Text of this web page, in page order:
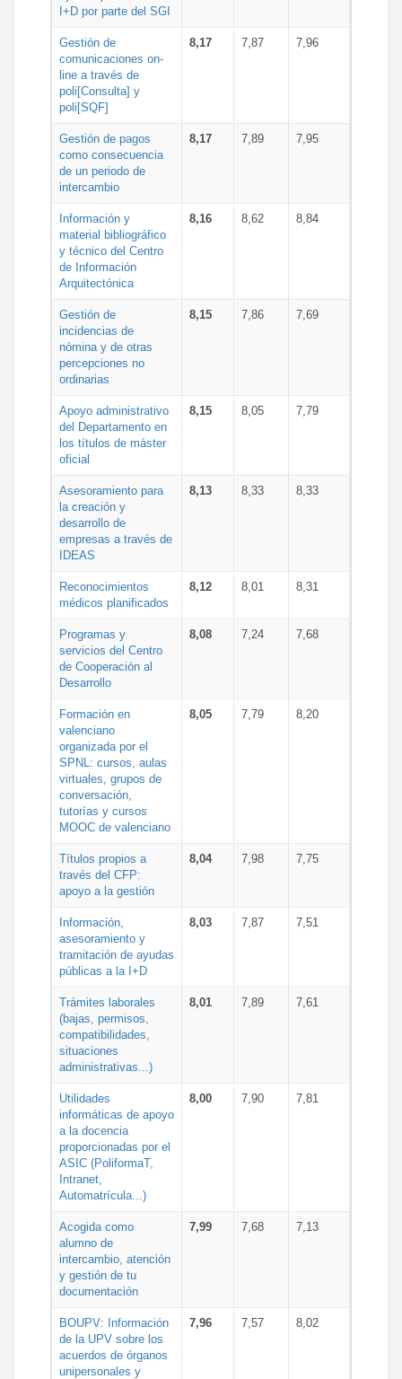
I+D por parte del SGI
Gestión de
comunicaciones on-
line a través de
poli[Consulta] y
poli[SQF]
8,17 7,87 7,96
Gestión de pagos
como consecuencia
de un periodo de
intercambio
8,17 7,89 7,95
Información y
material bibliográfico
y técnico del Centro
de Información
Arquitectónica
8,16 8,62 8,84
Gestión de
incidencias de
nómina y de otras
percepciones no
ordinarias
8,15 7,86 7,69
Apoyo administrativo
del Departamento en
los títulos de máster
oficial
8,15 8,05 7,79
Asesoramiento para
la creación y
desarrollo de
empresas a través de
IDEAS
8,13 8,33 8,33
Reconocimientos
médicos planificados
8,12 8,01 8,31
Programas y
servicios del Centro
de Cooperación al
Desarrollo
8,08 7,24 7,68
Formación en
valenciano
organizada por el
SPNL: cursos, aulas
virtuales, grupos de
conversación,
tutorías y cursos
MOOC de valenciano
8,05 7,79 8,20
Títulos propios a
través del CFP:
apoyo a la gestión
8,04 7,98 7,75
Información,
asesoramiento y
tramitación de ayudas
públicas a la I+D
8,03 7,87 7,51
Trámites laborales
(bajas, permisos,
compatibilidades,
situaciones
administrativas...)
8,01 7,89 7,61
Utilidades
informáticas de apoyo
a la docencia
proporcionadas por el
ASIC (PoliformaT,
Intranet,
Automatrícula...)
8,00 7,90 7,81
Acogida como
alumno de
intercambio, atención
y gestión de tu
documentación
7,99 7,68 7,13
BOUPV: Información
de la UPV sobre los
acuerdos de órganos
unipersonales y
7,96 7,57 8,02